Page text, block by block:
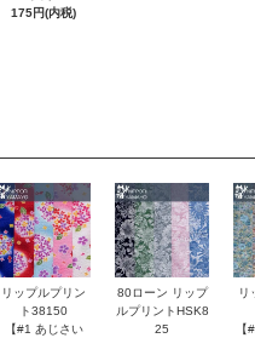
175円(内税)
リップルプリン
ト38150
【#1 あじさい
80ローン リップ
ルプリントHSK8
25
リ
【